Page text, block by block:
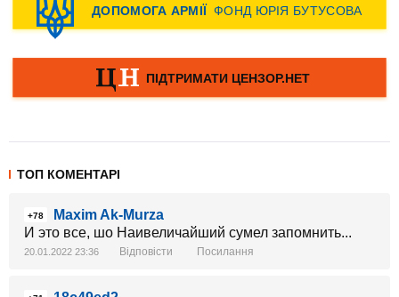
ТОП КОМЕНТАРІ
+78
Maxim Ak-Murza
И это все, шо Наивеличайший сумел запомнить...
20.01.2022 23:36 Відповісти Посилання